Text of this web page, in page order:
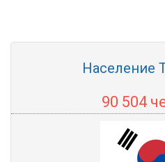
Население
90 504